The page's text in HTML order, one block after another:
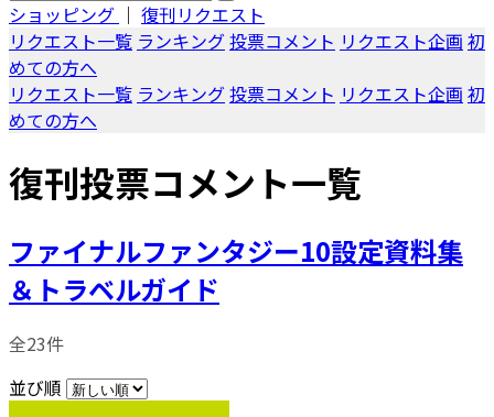
ショッピング ｜ 復刊リクエスト
リクエスト一覧 ランキング投票コメント リクエスト企画 初
めての方へ
リクエスト一覧 ランキング投票コメント リクエスト企画 初
めての方へ
復刊投票コメント一覧
ファイナルファンタジー10設定資料集
＆トラベルガイド
全23件
並び順